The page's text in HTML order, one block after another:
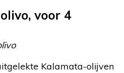
voor 4
Kalamata-olijven